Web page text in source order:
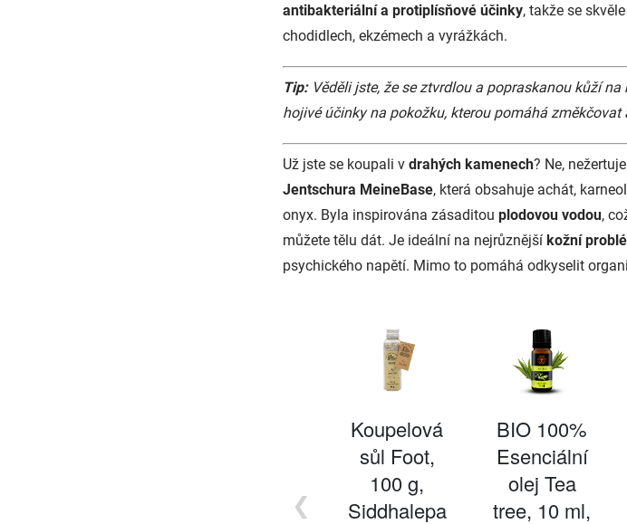
antibakteriální a protiplísňové účinky, takže se
chodidlech, ekzémech a vyrážkách.
Tip:Věděli jste, že se ztvrdlou a popraskanou kůží
hojivé účinky na pokožku, kterou pomáhá změkčovat
Už jste se koupali v drahých kamenech? Ne,
Jentschura MeineBase, která obsahuje achát,
onyx. Byla inspirována zásaditou plodovou vodou,
můžete tělu dát. Je ideální na nejrůznější kožní
psychického napětí. Mimo to pomáhá odkyselit